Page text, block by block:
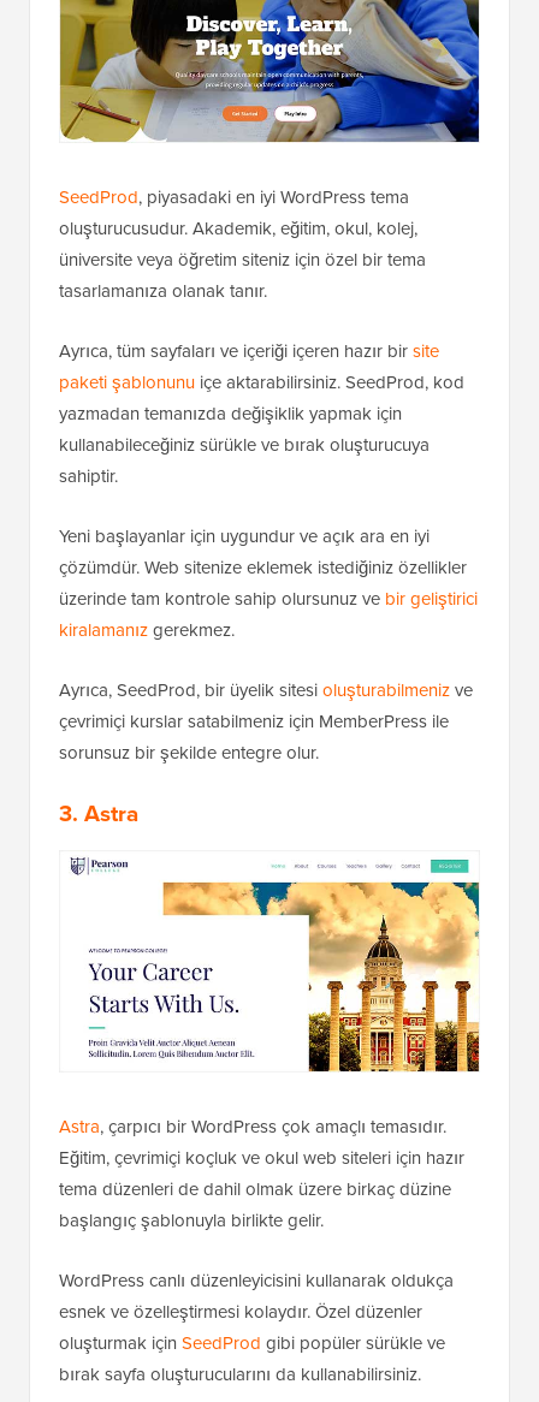
SeedProd, piyasadaki en iyi WordPress tema
oluşturucusudur. Akademik, eğitim, okul, kolej,
üniversite veya öğretim siteniz için özel bir tema
tasarlamanıza olanak tanır.
Ayrıca, tüm sayfaları ve içeriği içeren hazır birsite
paketi şablonunu içe aktarabilirsiniz. SeedProd, kod
yazmadan temanızda değişiklik yapmak için
kullanabileceğiniz sürükle ve bırak oluşturucuya
sahiptir.
Yeni başlayanlar için uygundur ve açık ara en iyi
çözümdür. Web sitenize eklemek istediğiniz özellikler
üzerinde tam kontrole sahip olursunuz ve bir geliştirici
kiralamanızgerekmez.
Ayrıca, SeedProd, bir üyelik sitesioluşturabilmenizve
çevrimiçi kurslar satabilmeniz için MemberPress ile
sorunsuz bir şekilde entegre olur.
3. Astra
Astra, çarpıcı bir WordPress çok amaçlı temasıdır.
Eğitim, çevrimiçi koçluk ve okul web siteleri için hazır
tema düzenleri de dahil olmak üzere birkaç düzine
başlangıç şablonuyla birlikte gelir.
WordPress canlı düzenleyicisini kullanarak oldukça
esnek ve özelleştirmesi kolaydır. Özel düzenler
oluşturmak için SeedProd gibi popüler sürükle ve
bırak sayfa oluşturucularını da kullanabilirsiniz.